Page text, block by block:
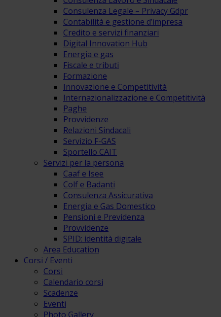
Consulenza Legale – Privacy Gdpr
Contabilità e gestione d’impresa
Credito e servizi finanziari
Digital Innovation Hub
Energia e gas
Fiscale e tributi
Formazione
Innovazione e Competitività
Internazionalizzazione e Competitività
Paghe
Provvidenze
Relazioni Sindacali
Servizio F-GAS
Sportello CAIT
Servizi per la persona
Caaf e Isee
Colf e Badanti
Consulenza Assicurativa
Energia e Gas Domestico
Pensioni e Previdenza
Provvidenze
SPID: identità digitale
Area Education
Corsi / Eventi
Corsi
Calendario corsi
Scadenze
Eventi
Photo Gallery